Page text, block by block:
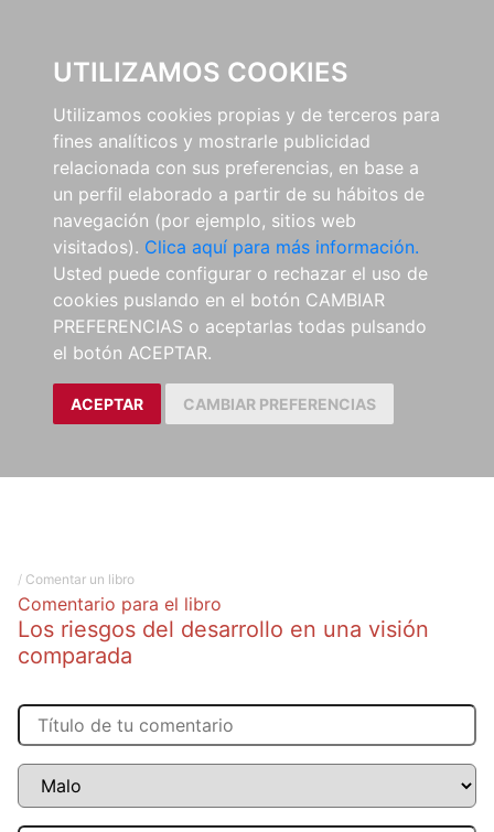
UTILIZAMOS COOKIES
Utilizamos cookies propias y de terceros para
fines analíticos y mostrarle publicidad
relacionada con sus preferencias, en base a
un perfil elaborado a partir de su hábitos de
navegación (por ejemplo, sitios web
visitados). Clica aquí para más información.
Usted puede configurar o rechazar el uso de
cookies puslando en el botón CAMBIAR
PREFERENCIAS o aceptarlas todas pulsando
el botón ACEPTAR.
ACEPTAR CAMBIAR PREFERENCIAS
/ Comentar un libro
Comentario para el libro
Los riesgos del desarrollo en una visión
comparada